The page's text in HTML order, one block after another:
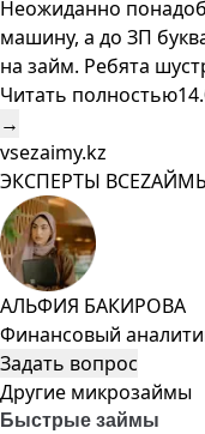
Неожиданно
машину, а до ЗП
на займ. Ребята
Читать полностью
→
vsezaimy.kz
ЭКСПЕРТЫ
АЛЬФИЯ БАКИРОВА
Финансовый
Задать вопрос
Другие микрозаймы
Быстрые займы